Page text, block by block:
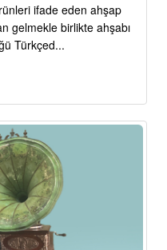
ifade eden ahşap
gelmekle birlikte ahşabı
Türkçed...